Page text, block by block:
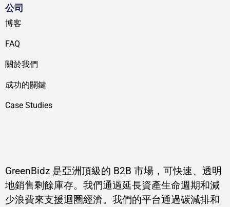
GreenBidz 是亞洲頂級的 B2B 市場，可快速、透明
地銷售剩餘庫存。我們通過延長資產生命週期和減
少浪費來支援迴圈經濟。我們的平台通過碳減排和
公司
博客
FAQ
關於我們
成功的關鍵
Case Studies